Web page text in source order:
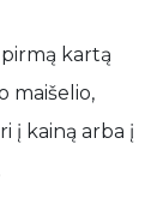
kartą
maišelio,
į kainą arba į